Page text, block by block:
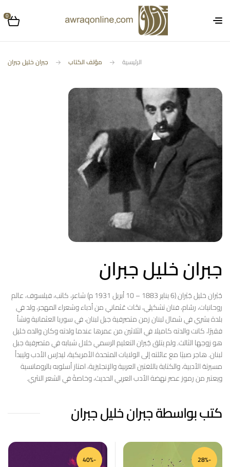
0
الرئيسية مؤلف الكتاب جبران خليل جبران
جبران خليل جبران
جُبْران خليل جُبْران (6 يناير 1883 – 10 أبريل 1931 م) شاعر، كاتب، فيلسوف، عالم
روحانيات، رسّام، فنان تشكيلي، نحّات عُثماني من أدباء وشعراء المهجر، ولد في
بلدة بشري في شمال لبنان زمن متصرفية جبل لبنان، في سوريا العثمانية ونشأ
فقيرًا، كانت والدته كاميلا في الثلاثين من عمرها عندما ولدته وكان والده خليل
هو زوجها الثالث. ولم يتلق جُبران التعليم الرسمي خلال شبابه في متصرفية جبل
لبنان. هاجر صبيًا مع عائلته إلى الولايات المتحدة الأمريكية، ليدرُس الأدب وليبدأ
مسيرتهُ الأدبية، والكتابة باللغتين العربية والإنجليزية، امتاز أسلوبه بالرومانسية
ويعتبر من رموز عصر نهضة الأدب العربي الحديث، وخاصةً في الشعر النثري.
كتب بواسطة جبران خليل جبران
-28%
-40%